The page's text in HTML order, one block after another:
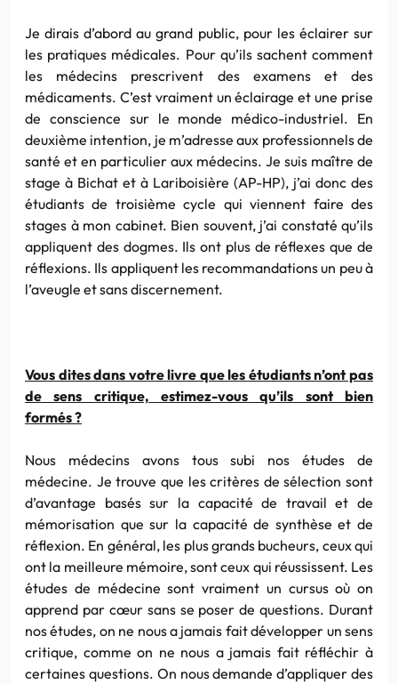
Je dirais d’abord au grand public, pour les éclairer sur
les pratiques médicales. Pour qu’ils sachent comment
les médecins prescrivent des examens et des
médicaments. C’est vraiment un éclairage et une prise
de conscience sur le monde médico-industriel. En
deuxième intention, je m’adresse aux professionnels de
santé et en particulier aux médecins. Je suis maître de
stage à Bichat et à Lariboisière (AP-HP), j’ai donc des
étudiants de troisième cycle qui viennent faire des
stages à mon cabinet. Bien souvent, j’ai constaté qu’ils
appliquent des dogmes. Ils ont plus de réflexes que de
réflexions. Ils appliquent les recommandations un peu à
l’aveugle et sans discernement.
Vous dites dans votre livre que les étudiants n’ont pas
de sens critique, estimez-vous qu’ils sont bien
formés ?
Nous médecins avons tous subi nos études de
médecine. Je trouve que les critères de sélection sont
d’avantage basés sur la capacité de travail et de
mémorisation que sur la capacité de synthèse et de
réflexion. En général, les plus grands bucheurs, ceux qui
ont la meilleure mémoire, sont ceux qui réussissent. Les
études de médecine sont vraiment un cursus où on
apprend par cœur sans se poser de questions. Durant
nos études, on ne nous a jamais fait développer un sens
critique, comme on ne nous a jamais fait réfléchir à
certaines questions. On nous demande d’appliquer des